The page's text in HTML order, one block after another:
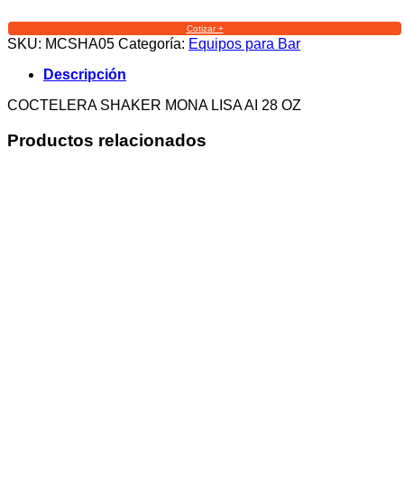
Cotizar +
SKU: MCSHA05 Categoría: Equipos para Bar
Descripción
COCTELERA SHAKER MONA LISA AI 28 OZ
Productos relacionados